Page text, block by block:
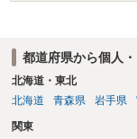
都道府県から個人
北海道・東北
北海道
青森県 岩手県
関東